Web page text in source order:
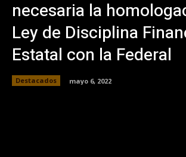
necesaria la
Ley de Disciplina
Estatal con la Federal
Destacados mayo 6, 2022